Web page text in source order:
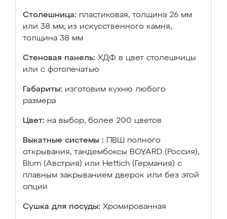
Столешница: пластиковая, толщина 26 мм
или 38 мм; из искусственного камня,
толщина 38 мм
Стеновая панель: ХДФ в цвет столешницы
или с фотопечатью
Габариты: изготовим кухню любого
размера
Цвет: на выбор, более 200 цветов
Выкатные системы :
ПВШ полного
открывания, тандембоксы BOYARD (Россия),
Blum (Австрия) или Hettich (Германия) с
плавным закрыванием дверок или без этой
опции
Сушка для посуды: Хромированная